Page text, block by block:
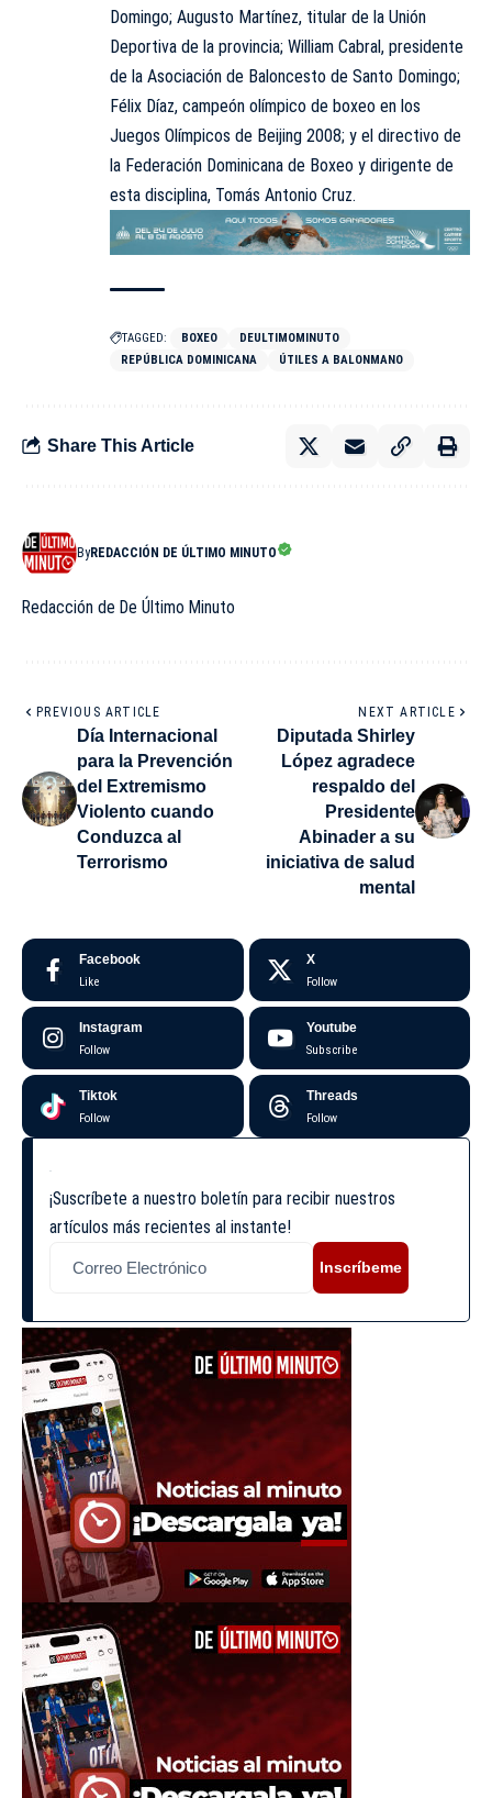
Domingo; Augusto Martínez, titular de la Unión
Deportiva de la provincia; William Cabral, presidente
de la Asociación de Baloncesto de Santo Domingo;
Félix Díaz, campeón olímpico de boxeo en los
Juegos Olímpicos de Beijing 2008; y el directivo de
la Federación Dominicana de Boxeo y dirigente de
esta disciplina, Tomás Antonio Cruz.
TAGGED: BOXEO
DEULTIMOMINUTO
REPÚBLICA DOMINICANA
ÚTILES A BALONMANO
Share This Article
ByREDACCIÓN DE ÚLTIMO MINUTO
Redacción de De Último Minuto
PREVIOUS ARTICLE
Día Internacional
para la Prevención
del Extremismo
Violento cuando
Conduzca al
Terrorismo
NEXT ARTICLE
Diputada Shirley
López agradece
respaldo del
Presidente
Abinader a su
iniciativa de salud
mental
Facebook
Like
X
Follow
Instagram
Follow
Youtube
Subscribe
Tiktok
Follow
Threads
Follow
¡Suscríbete a nuestro boletín para recibir nuestros
artículos más recientes al instante!
Inscríbeme